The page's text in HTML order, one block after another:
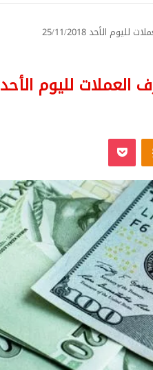
الأحد 25/11/2018
لليوم الأحد 25/11/2018
Odnoklassniki
‫Pocket